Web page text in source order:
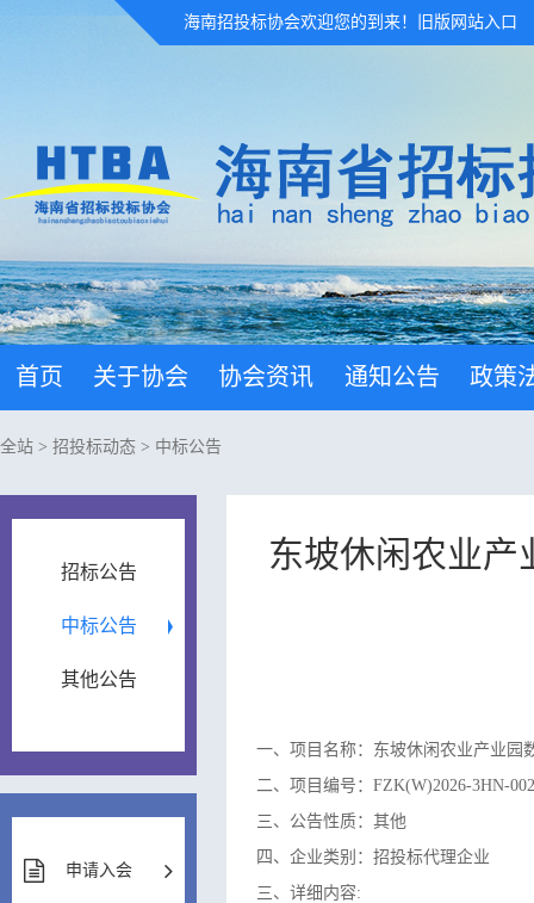
海南招投标协会欢迎您的到来！ 旧版网站入口
首页 关于协会 协会资讯 通知公告 政策
全站 > 招投标动态 > 中标公告
招标公告
中标公告
其他公告
申请入会
东坡休闲农业产
一、项目名称：东坡休闲农业产业园
二、项目编号：FZK(W)2026-3HN-002
三、公告性质：其他
四、企业类别：招投标代理企业
三、详细内容: